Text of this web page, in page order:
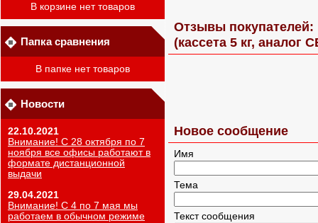
В корзине нет товаров
Папка сравнения
В папке нет товаров
Новости
22.10.2021
Внимание! С 28 октября по 7
ноября все офисы работают в
формате дистанционной
выдачи
29.04.2021
Внимание! С 4 по 7 мая мы
работаем в обычном режиме
Отзывы
(кассета 5 кг, аналог
Новое сообщение
Имя
Тема
Текст сообщения